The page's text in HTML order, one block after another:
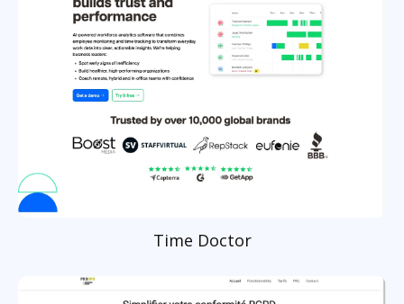
Time Doctor